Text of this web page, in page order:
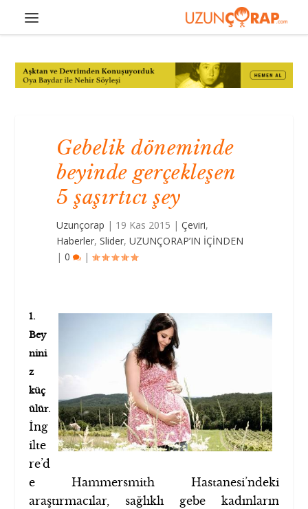
Gebelik döneminde
beyinde gerçekleşen
5 şaşırtıcı şey
Uzunçorap | 19 Kas 2015 |Çeviri,
Haberler,Slider,UZUNÇORAP’IN İÇİNDEN
|0 |
1.
Bey
nini
z
küç
ülür.
İng
ilte
re’d
e Hammersmith Hastanesi’ndeki
araştırmacılar, sağlıklı gebe kadınların